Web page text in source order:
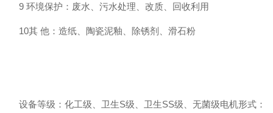
9 环境保护：废水、污水处理、改质、回收利用
10其 他：造纸、陶瓷泥釉、除锈剂、滑石粉
设备等级：化工级、卫生S级、卫生SS级、无菌级电机形式：